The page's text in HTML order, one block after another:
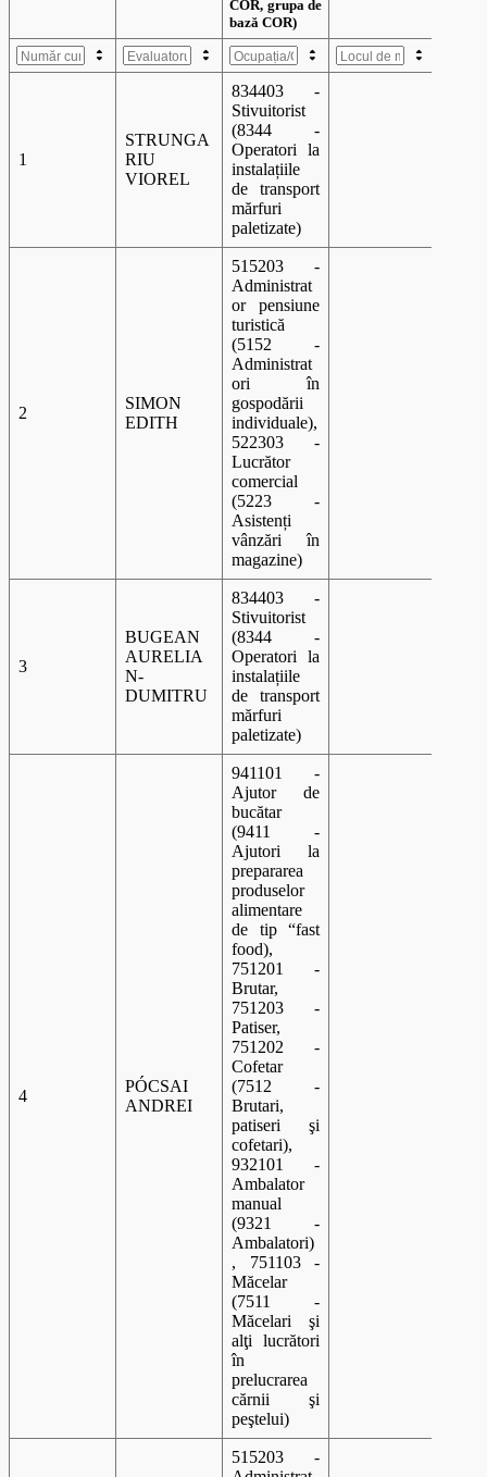
Număr curent
Evaluatorul
de competențe
profesionale
(nume,
Ocupația/Calif
care poate
desfășura
activități de
evaluare de
competențe
COR, grupa de
1
STRUNGA
RIU
VIOREL
834403 -
Stivuitorist
(8344 -
Operatori la
instalațiile
de transport
mărfuri
paletizate)
2
SIMON
EDITH
515203 -
Administrat
or pensiune
turistică
(5152 -
Administrat
ori în
gospodării
individuale),
522303 -
Lucrător
comercial
(5223 -
Asistenți
vânzări în
magazine)
3
BUGEAN
AURELIA
N-
DUMITRU
834403 -
Stivuitorist
(8344 -
Operatori la
instalațiile
de transport
mărfuri
paletizate)
4
PÓCSAI
ANDREI
941101 -
Ajutor de
bucătar
(9411 -
Ajutori la
prepararea
produselor
alimentare
de tip “fast
food),
751201 -
Brutar,
751203 -
Patiser,
751202 -
Cofetar
(7512 -
Brutari,
patiseri şi
cofetari),
932101 -
Ambalator
manual
(9321 -
Ambalatori)
, 751103 -
Măcelar
(7511 -
Măcelari şi
alţi lucrători
în
prelucrarea
cărnii şi
peştelui)
515203 -